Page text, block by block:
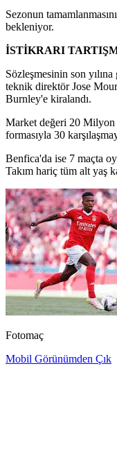
Sezonun
bekleniyor.
İSTİKRARI
Sözleşmesinin son
teknik direktör Jose
Burnley'e kiralandı.
Market değeri 20
formasıyla 30
Benfica'da ise 7 maçta
Takım hariç tüm alt yaş
Fotomaç
Mobil Görünümden Çık